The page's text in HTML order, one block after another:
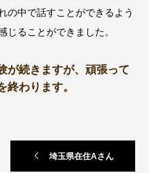
の中で話すことができるよう
じることができました。
が続きますが、頑張って
終わります。
埼玉県在住Aさん